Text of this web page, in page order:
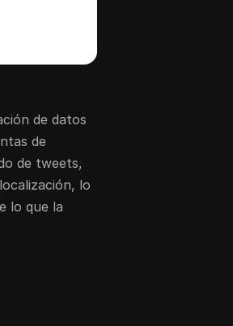
de datos
de
de tweets,
lo
lo que la